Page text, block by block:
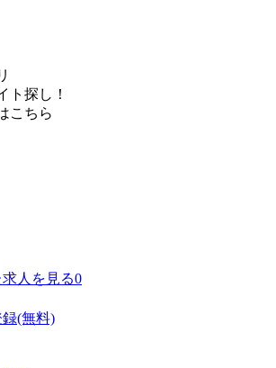
ト探し！
こちら
人を見る0
(無料)